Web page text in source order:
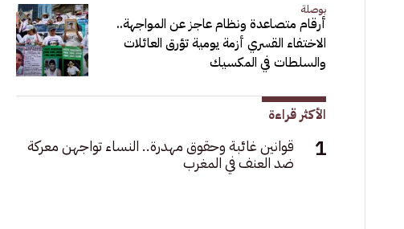
بوصلة
أرقام متصاعدة ونظام عاجز عن المواجهة..
الاختفاء القسري أزمة يومية تؤرق العائلات
والسلطات في المكسيك
الأكثر قراءة
قوانين غائبة وحقوق مهدرة.. النساء تواجهن معركة
ضد العنف في المغرب